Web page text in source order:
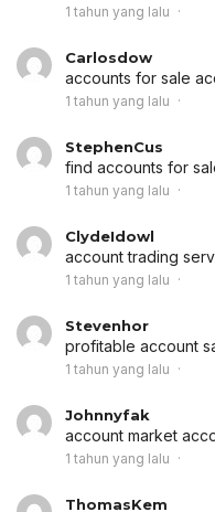
1 tahun yang lalu
Carlosdow
accounts for sale
1 tahun yang lalu
StephenCus
find accounts for
1 tahun yang lalu
ClydeIdowl
account trading
1 tahun yang lalu
Stevenhor
profitable account
1 tahun yang lalu
Johnnyfak
account market
1 tahun yang lalu
ThomasKem